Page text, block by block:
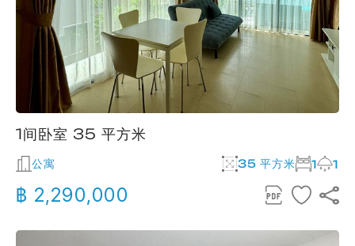
1间卧室 35 平方米
公寓 35 平方米 1 1
฿ 2,290,000